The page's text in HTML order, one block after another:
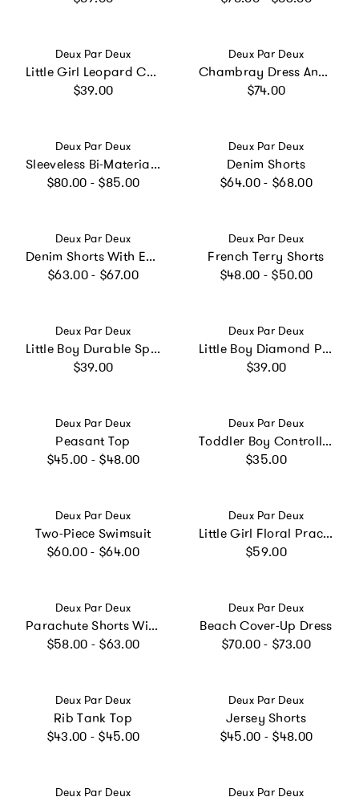
Vendor:
Deux Par Deux
Little Girl Leopard Charming Durable Everyday Lunch Box
Regular price
$39.00
Vendor:
Deux Par Deux
Chambray Dress And Bloomer Set
Regular price
$74.00
Vendor:
Deux Par Deux
Sleeveless Bi-Material Dress
Regular price
$80.00 - $85.00
Vendor:
Deux Par Deux
Denim Shorts
Regular price
$64.00 - $68.00
Vendor:
Deux Par Deux
Denim Shorts With Embroidery
Regular price
$63.00 - $67.00
Vendor:
Deux Par Deux
French Terry Shorts
Regular price
$48.00 - $50.00
Vendor:
Deux Par Deux
Little Boy Durable Spacious Functional Classic Lunch Box
Regular price
$39.00
Vendor:
Deux Par Deux
Little Boy Diamond Playful Durable Spacious Lunch Box
Regular price
$39.00
Vendor:
Deux Par Deux
Peasant Top
Regular price
$45.00 - $48.00
Vendor:
Deux Par Deux
Toddler Boy Controller Lightweight Practical School Apron
Regular price
$35.00
Vendor:
Deux Par Deux
Two-Piece Swimsuit
Regular price
$60.00 - $64.00
Vendor:
Deux Par Deux
Little Girl Floral Practical Spacious Durable Backpack
Regular price
$59.00
Vendor:
Deux Par Deux
Parachute Shorts With Patch Pockets
Regular price
$58.00 - $63.00
Vendor:
Deux Par Deux
Beach Cover-Up Dress
Regular price
$70.00 - $73.00
Vendor:
Deux Par Deux
Rib Tank Top
Regular price
$43.00 - $45.00
Vendor:
Deux Par Deux
Jersey Shorts
Regular price
$45.00 - $48.00
Vendor:
Deux Par Deux Vendor:
Deux Par Deux